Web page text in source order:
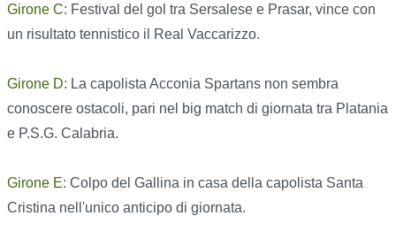
Girone C: Festival del gol tra Sersalese e Prasar, vince con
un risultato tennistico il Real Vaccarizzo.
Girone D: La capolista Acconia Spartans non sembra
conoscere ostacoli, pari nel big match di giornata tra Platania
e P.S.G. Calabria.
Girone E: Colpo del Gallina in casa della capolista Santa
Cristina nell'unico anticipo di giornata.